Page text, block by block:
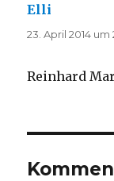
Elli
23. April 2014 um
Reinhard